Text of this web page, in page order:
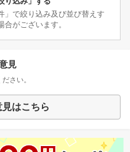
」で絞り込み及び並び替えす
がございます。
見
さい。
はこちら